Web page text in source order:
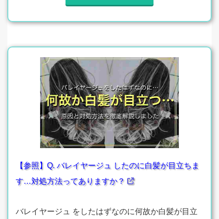
【参照】Q. バレイヤージュ したのに白髪が目立ちま
す…対処方法ってありますか？
バレイヤージュ をしたはずなのに何故か白髪が目立